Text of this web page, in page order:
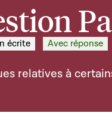
écrite Avec réponse
relatives à